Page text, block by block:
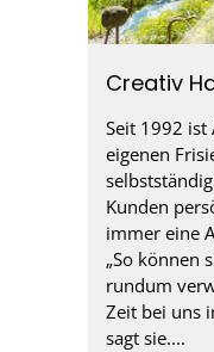
Creativ
Seit 1992 ist
eigenen
Kunden
immer eine
„So können
rundum
Zeit bei uns
sagt sie....